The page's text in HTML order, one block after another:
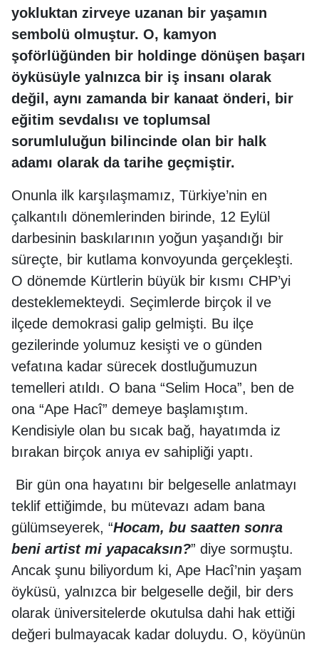
yokluktan zirveye uzanan bir yaşamın
sembolü olmuştur. O, kamyon
şoförlüğünden bir holdinge dönüşen başarı
öyküsüyle yalnızca bir iş insanı olarak
değil, aynı zamanda bir kanaat önderi, bir
eğitim sevdalısı ve toplumsal
sorumluluğun bilincinde olan bir halk
adamı olarak da tarihe geçmiştir.
Onunla ilk karşılaşmamız, Türkiye’nin en
çalkantılı dönemlerinden birinde, 12 Eylül
darbesinin baskılarının yoğun yaşandığı bir
süreçte, bir kutlama konvoyunda gerçekleşti.
O dönemde Kürtlerin büyük bir kısmı CHP’yi
desteklemekteydi. Seçimlerde birçok il ve
ilçede demokrasi galip gelmişti. Bu ilçe
gezilerinde yolumuz kesişti ve o günden
vefatına kadar sürecek dostluğumuzun
temelleri atıldı. O bana “Selim Hoca”, ben de
ona “Ape Hacî” demeye başlamıştım.
Kendisiyle olan bu sıcak bağ, hayatımda iz
bırakan birçok anıya ev sahipliği yaptı.
Bir gün ona hayatını bir belgeselle anlatmayı
teklif ettiğimde, bu mütevazı adam bana
gülümseyerek, “Hocam, bu saatten sonra
beni artist mi yapacaksın?” diye sormuştu.
Ancak şunu biliyordum ki, Ape Hacî’nin yaşam
öyküsü, yalnızca bir belgeselle değil, bir ders
olarak üniversitelerde okutulsa dahi hak ettiği
değeri bulmayacak kadar doluydu. O, köyünün